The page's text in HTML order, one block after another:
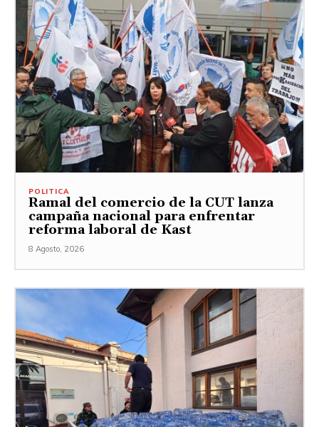
POLITICA
Ramal del comercio de la CUT lanza
campaña nacional para enfrentar
reforma laboral de Kast
8 Agosto, 2026